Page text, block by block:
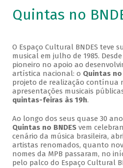
Quintas no
O Espaço Cultural BNDES teve
musical em julho de 1985.
pioneiro no apoio ao
artística nacional: o Quintas no
projeto de realização contínua
apresentações musicais
quintas-feiras às 19h.
Ao longo dos seus quase 30
Quintas no BNDESvem
cenário da música brasileira,
artistas renomados, quanto
nomes da MPB passaram, no
pelo palco do Espaço Cultural